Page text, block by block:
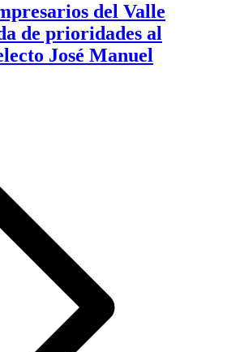
del Valle
de prioridades al
José Manuel